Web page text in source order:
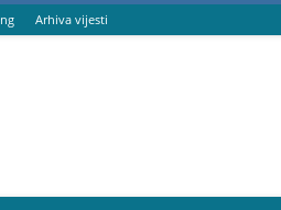
Arhiva vijesti